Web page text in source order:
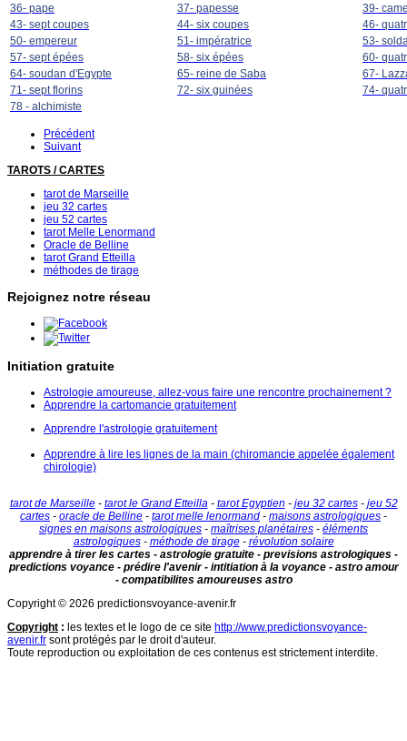
36- pape
37- papesse
39-
43- sept coupes
44- six coupes
46-
50- empereur
51- impératrice
53-
57- sept épées
58- six épées
60-
64- soudan d'Egypte
65- reine de Saba
67-
71- sept florins
72- six guinées
74-
78 - alchimiste
Précédent
Suivant
TAROTS / CARTES
tarot de Marseille
jeu 32 cartes
jeu 52 cartes
tarot Melle Lenormand
Oracle de Belline
tarot Grand Etteilla
méthodes de tirage
Rejoignez notre réseau
Initiation gratuite
Astrologie amoureuse, allez-vous faire une rencontre prochainement ?
Apprendre la cartomancie gratuitement
Apprendre l'astrologie gratuitement
Apprendre à lire les lignes de la main (chiromancie appelée également
chirologie)
tarot de Marseille- tarot le Grand Etteilla- tarot Egyptien - jeu 32 cartes- jeu 52
cartes - oracle de Belline - tarot melle lenormand - maisons astrologiques -
signes en maisons astrologiques - maîtrises planétaires - éléments
astrologiques- méthode de tirage- révolution solaire
apprendre à tirer les cartes - astrologie gratuite - previsions astrologiques -
predictions voyance - prédire l'avenir - intitiation à la voyance - astro amour
- compatibilites amoureuses astro
Copyright © 2026 predictionsvoyance-avenir.fr
Copyright : les textes et le logo de ce site http://www.predictionsvoyance-
avenir.fr sont protégés par le droit d'auteur.
Toute reproduction ou exploitation de ces contenus est strictement interdite.